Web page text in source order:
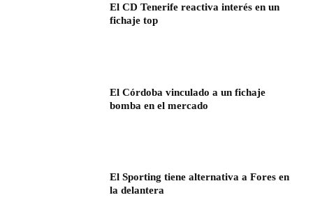
El CD Tenerife reactiva interés en un
fichaje top
El Córdoba vinculado a un fichaje
bomba en el mercado
El Sporting tiene alternativa a Fores en
la delantera